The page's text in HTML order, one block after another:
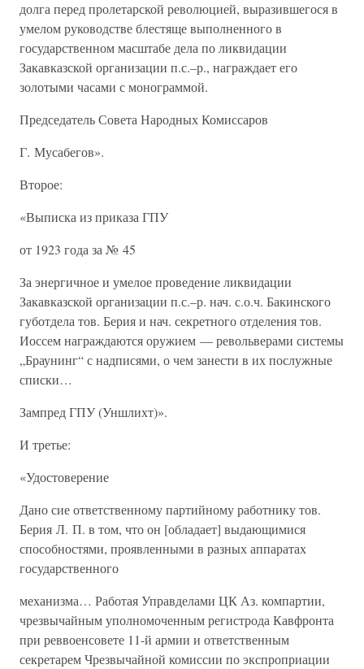
долга перед пролетарской революцией, выразившегося в
умелом руководстве блестяще выполненного в
государственном масштабе дела по ликвидации
Закавказской организации п.с.–р., награждает его
золотыми часами с монограммой.
Председатель Совета Народных Комиссаров
Г. Мусабегов».
Второе:
«Выписка из приказа ГПУ
от 1923 года за № 45
За энергичное и умелое проведение ликвидации
Закавказской организации п.с.–р. нач. с.о.ч. Бакинского
губотдела тов. Берия и нач. секретного отделения тов.
Иоссем награждаются оружием — револьверами системы
„Браунинг“ с надписями, о чем занести в их послужные
списки…
Зампред ГПУ (Уншлихт)».
И третье:
«Удостоверение
Дано сие ответственному партийному работнику тов.
Берия Л. П. в том, что он [обладает] выдающимися
способностями, проявленными в разных аппаратах
государственного
механизма… Работая Управделами ЦК Аз. компартии,
чрезвычайным уполномоченным регистрода Кавфронта
при реввоенсовете 11-й армии и ответственным
секретарем Чрезвычайной комиссии по экспроприации